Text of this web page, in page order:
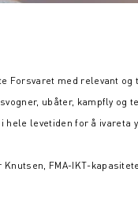
Forsvaret med relevant
ubåter, kampfly og
levetiden for å
FMA-IKT-